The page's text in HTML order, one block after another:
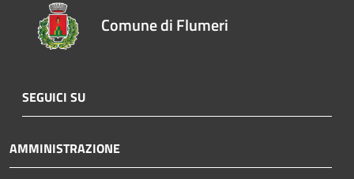
Comune di Flumeri
SEGUICI SU
AMMINISTRAZIONE